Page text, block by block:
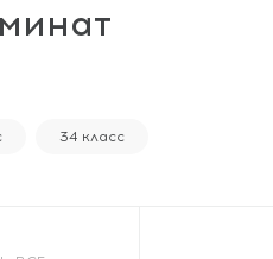
34 класс